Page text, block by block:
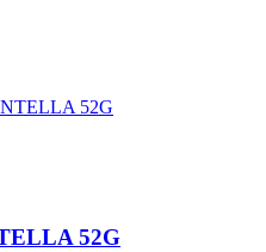
52G